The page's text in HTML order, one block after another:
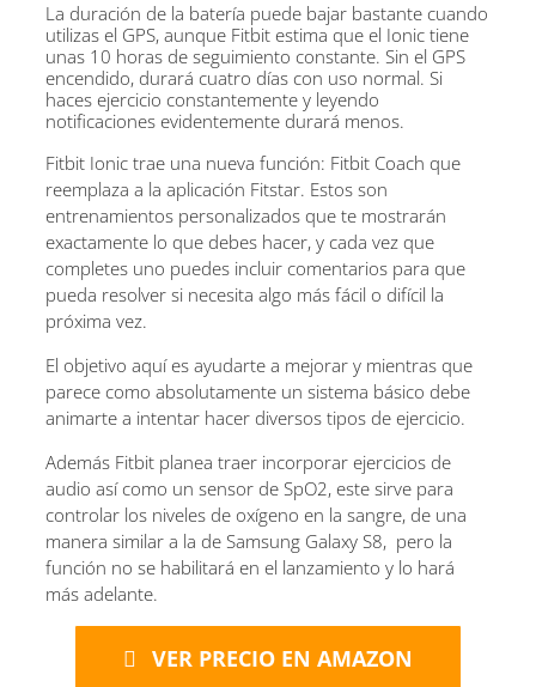
La duración de la batería puede bajar bastante cuando
utilizas el GPS, aunque Fitbit estima que el Ionic tiene
unas 10 horas de seguimiento constante. Sin el GPS
encendido, durará cuatro días con uso normal. Si
haces ejercicio constantemente y leyendo
notificaciones evidentemente durará menos.
Fitbit Ionic trae una nueva función: Fitbit Coach que
reemplaza a la aplicación Fitstar. Estos son
entrenamientos personalizados que te mostrarán
exactamente lo que debes hacer, y cada vez que
completes uno puedes incluir comentarios para que
pueda resolver si necesita algo más fácil o difícil la
próxima vez.
El objetivo aquí es ayudarte a mejorar y mientras que
parece como absolutamente un sistema básico debe
animarte a intentar hacer diversos tipos de ejercicio.
Además Fitbit planea traer incorporar ejercicios de
audio así como un sensor de SpO2, este sirve para
controlar los niveles de oxígeno en la sangre, de una
manera similar a la de Samsung Galaxy S8, pero la
función no se habilitará en el lanzamiento y lo hará
más adelante.
VER PRECIO EN AMAZON